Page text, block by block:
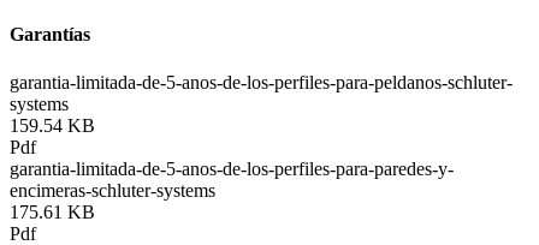
Garantías
garantia-limitada-de-5-anos-de-los-perfiles-para-peldanos-schluter-
systems
159.54 KB
Pdf
garantia-limitada-de-5-anos-de-los-perfiles-para-paredes-y-
encimeras-schluter-systems
175.61 KB
Pdf